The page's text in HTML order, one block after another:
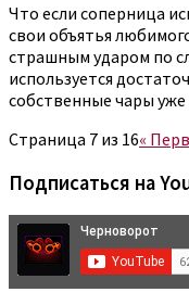
Что если соперница
свои объятья
страшным ударом по
используется
собственные чары уже
Страница 7 из 16«
Подписаться на